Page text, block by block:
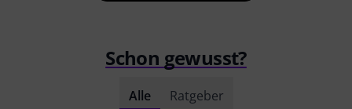
Schon gewusst?
Alle Ratgeber